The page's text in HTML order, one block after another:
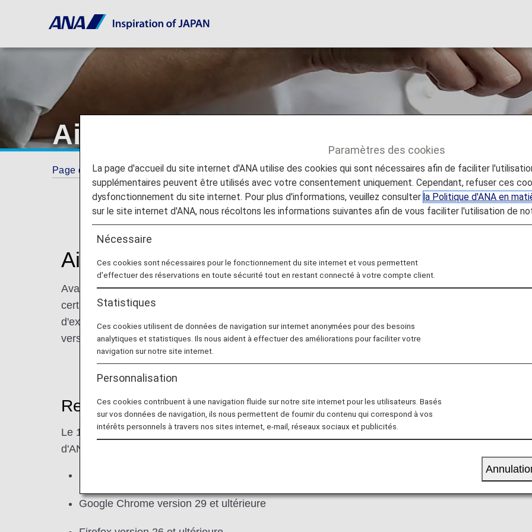
Aide technique ANA
Page d'accueil Se connecter à ANA Aide technique
Aide technique
Avant le dépannage, notez que si vous utilisez un Mac ou un iPhone fonctionnant avec une
certaines fonctions du site Internet d'ANA risquent de ne pas fonctionner correctement. Nous vous
d'exploitation vers la dernière version. Pour Mac, nous recommandons macOS v10.15. Pour votre
version ultérieure. Mettez à niveau votre Mac ici etmettez à jour votre iOS ici
Renforcement de la sécurité du site Internet d'ANA
Le 19 février 2020, nous avons suspendu les versions TLS 1.0 et TLS 1.1. En raison de
d'ANA ne sont plus disponibles pour les clients dont l'environnement de navigateur correspond aux
Google Chrome version 29 et ultérieure
Paramètres des cookies
La page d'accueil du site internet d'ANA utilise des cookies qui sont nécessaires afin de faciliter
supplémentaires peuvent être utilisés avec votre consentement uniquement. Cependant, refuser ces
dysfonctionnement du site internet. Pour plus d'informations, veuillez consulterla Politique d'ANA en
sur le site internet d'ANA, nous récoltons les informations suivantes afin de vous faciliter l'utilisation de
Nécessaire
Ces cookies sont nécessaires pour le fonctionnement du site internet et vous permettent
d'effectuer des réservations en toute sécurité tout en restant connecté à votre compte client.
Statistiques
Ces cookies utilisent de données de navigation sur internet anonymées pour des besoins
analytiques et statistiques. Ils nous aident à effectuer des améliorations pour faciliter votre
navigation sur notre site internet.
Personnalisation
Ces cookies contribuent à une navigation fluide sur notre site internet pour les utilisateurs. Basés
sur vos données de navigation, ils nous permettent de fournir du contenu qui correspond à vos
intérêts personnels à travers nos sites internet, e-mail, réseaux sociaux et publicités.